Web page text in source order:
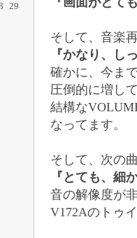
29
そして、音楽
『かなり、し
確かに、今ま
圧倒的に増し
結構な
なってます。
そして、次の
『とても、細
音の解像度が
V172Aのトゥ